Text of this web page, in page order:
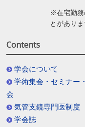
※在宅勤務
とがありま
Contents
学会について
学術集会・セミナー
会
気管支鏡専門医制度
学会誌